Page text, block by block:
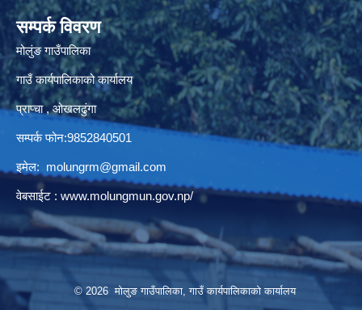
सम्पर्क विवरण
मोलुंङ गाउँपालिका
गाउँ कार्यपालिकाको कार्यालय
प्राप्चा , ओखलढुंगा
सम्पर्क फोन:9852840501
इमेल: molungrm@gmail.com
वेबसाईट : www.molungmun.gov.np/
© 2026 मोलुङ गाउँपालिका, गाउँ कार्यपालिकाको कार्यालय